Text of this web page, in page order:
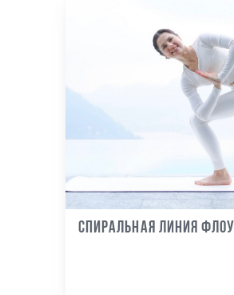
Спиральная линия Флоу